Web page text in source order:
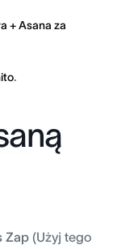
+ Asana za
.
Zap (Użyj tego